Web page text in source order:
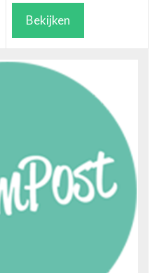
Bekijken